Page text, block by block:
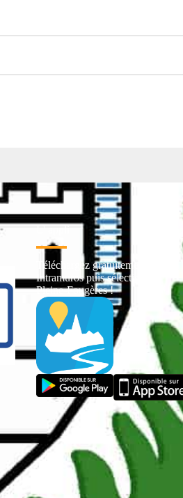
Téléchargez gratuitement
Intramuros puis sélectionnez
Pleine-Fougères !